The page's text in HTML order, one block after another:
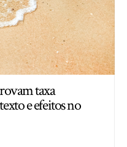
taxa
e efeitos no